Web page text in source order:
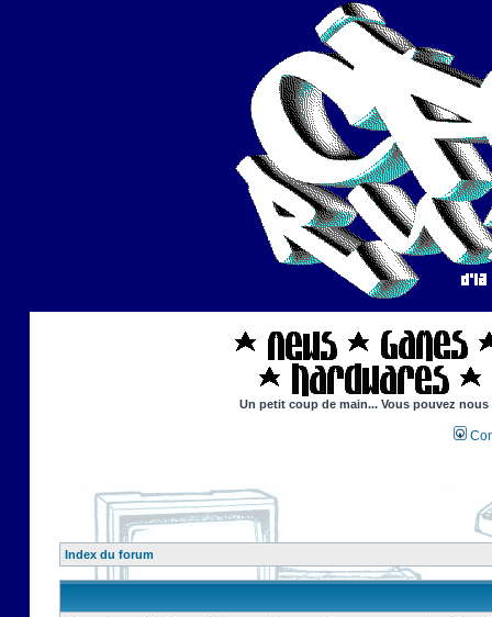
Un petit coup de main... Vous pouvez
Index du forum